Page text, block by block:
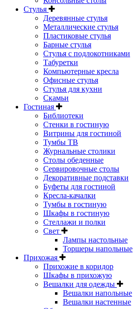
Стулья
Деревянные стулья
Металлические стулья
Пластиковые стулья
Барные стулья
Стулья с подлокотниками
Табуретки
Компьютерные кресла
Офисные стулья
Стулья для кухни
Скамьи
Гостиная
Библиотеки
Стенки в гостиную
Витрины для гостиной
Тумбы ТВ
Журнальные столики
Столы обеденные
Сервировочные столы
Декоративные подставки
Буфеты для гостиной
Кресла-качалки
Тумбы в гостиную
Шкафы в гостиную
Стеллажи и полки
Свет
Лампы настольные
Торшеры напольные
Прихожая
Прихожие в коридор
Шкафы в прихожую
Вешалки для одежды
Вешалки напольные
Вешалки настенные